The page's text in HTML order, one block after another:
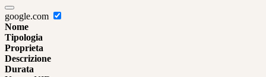
google.com
Nome
Tipologia
Proprieta
Descrizione
Durata